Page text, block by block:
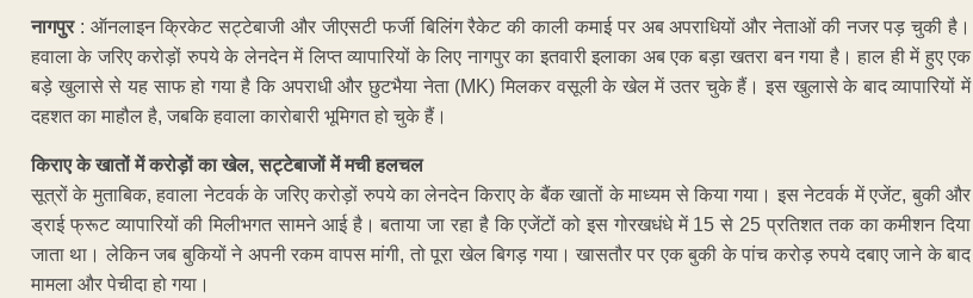
नागपुर : ऑनलाइन क्रिकेट सट्टेबाजी और जीएसटी फर्जी बिलिंग रैकेट की काली कमाई पर अब अपराधियों और नेताओं की नजर पड़ चुकी है।
हवाला के जरिए करोड़ों रुपये के लेनदेन में लिप्त व्यापारियों के लिए नागपुर का इतवारी इलाका अब एक बड़ा खतरा बन गया है। हाल ही में हुए एक
बड़े खुलासे से यह साफ हो गया है कि अपराधी और छुटभैया नेता (MK) मिलकर वसूली के खेल में उतर चुके हैं। इस खुलासे के बाद व्यापारियों में
दहशत का माहौल है, जबकि हवाला कारोबारी भूमिगत हो चुके हैं।
किराए के खातों में करोड़ों का खेल, सट्टेबाजों में मची हलचल
सूत्रों के मुताबिक, हवाला नेटवर्क के जरिए करोड़ों रुपये का लेनदेन किराए के बैंक खातों के माध्यम से किया गया। इस नेटवर्क में एजेंट, बुकी और
ड्राई फ्रूट व्यापारियों की मिलीभगत सामने आई है। बताया जा रहा है कि एजेंटों को इस गोरखधंधे में 15 से 25 प्रतिशत तक का कमीशन दिया
जाता था। लेकिन जब बुकियों ने अपनी रकम वापस मांगी, तो पूरा खेल बिगड़ गया। खासतौर पर एक बुकी के पांच करोड़ रुपये दबाए जाने के बाद
मामला और पेचीदा हो गया।